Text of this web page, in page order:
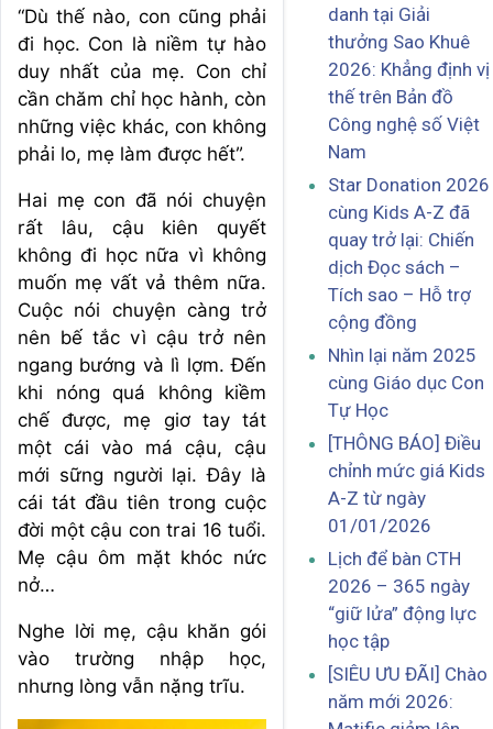
“Dù thế nào, con cũng phải
đi học. Con là niềm tự hào
duy nhất của mẹ. Con chỉ
cần chăm chỉ học hành, còn
những việc khác, con không
phải lo, mẹ làm được hết”.
Hai mẹ con đã nói chuyện
rất lâu, cậu kiên quyết
không đi học nữa vì không
muốn mẹ vất vả thêm nữa.
Cuộc nói chuyện càng trở
nên bế tắc vì cậu trở nên
ngang bướng và lì lợm. Đến
khi nóng quá không kiềm
chế được, mẹ giơ tay tát
một cái vào má cậu, cậu
mới sững người lại. Đây là
cái tát đầu tiên trong cuộc
đời một cậu con trai 16 tuổi.
Mẹ cậu ôm mặt khóc nức
nở…
Nghe lời mẹ, cậu khăn gói
vào trường nhập học,
nhưng lòng vẫn nặng trĩu.
danh tại Giải
thưởng Sao Khuê
2026: Khẳng định vị
thế trên Bản đồ
Công nghệ số Việt
Nam
Star Donation 2026
cùng Kids A-Z đã
quay trở lại: Chiến
dịch Đọc sách –
Tích sao – Hỗ trợ
cộng đồng
Nhìn lại năm 2025
cùng Giáo dục Con
Tự Học
[THÔNG BÁO] Điều
chỉnh mức giá Kids
A-Z từ ngày
01/01/2026
Lịch để bàn CTH
2026 – 365 ngày
“giữ lửa” động lực
học tập
[SIÊU ƯU ĐÃI] Chào
năm mới 2026: